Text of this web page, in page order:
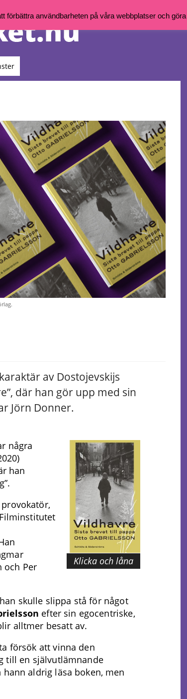
av Dostojevskijs
där han gör upp med sin
Jörn Donner.
Klicka och låna
några
han
och Per
skulle slippa stå för något
efter sin egocentriske,
alltmer besatt av.
försök att vinna den
till en självutlämnande
aldrig läsa boken, men
användbarheten på våra webbplatser och